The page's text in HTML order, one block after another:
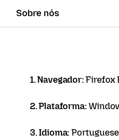
Sobre nós
1. Navegador:Firefox
2. Plataforma:
3. Idioma: